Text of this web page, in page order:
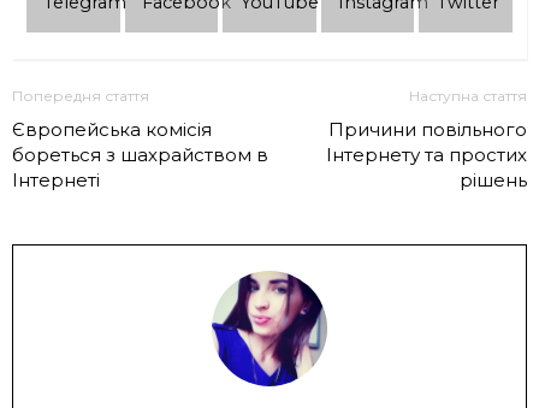
Попередня стаття
Європейська комісія
бореться з шахрайством в
Інтернеті
Наступна стаття
Причини повільного
Інтернету та простих
рішень